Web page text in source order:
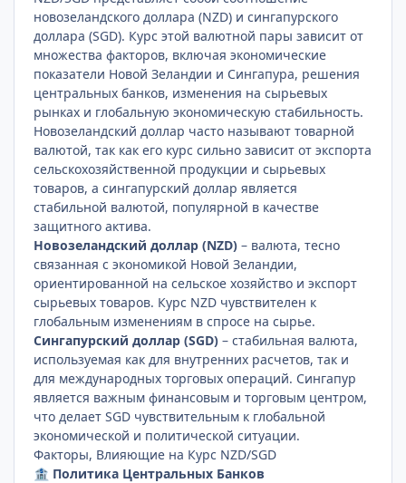
новозеландского доллара (NZD) и сингапурского
доллара (SGD). Курс этой валютной пары зависит от
множества факторов, включая экономические
показатели Новой Зеландии и Сингапура, решения
центральных банков, изменения на сырьевых
рынках и глобальную экономическую стабильность.
Новозеландский доллар часто называют товарной
валютой, так как его курс сильно зависит от экспорта
сельскохозяйственной продукции и сырьевых
товаров, а сингапурский доллар является
стабильной валютой, популярной в качестве
защитного актива.
Новозеландский доллар (NZD) – валюта, тесно
связанная с экономикой Новой Зеландии,
ориентированной на сельское хозяйство и экспорт
сырьевых товаров. Курс NZD чувствителен к
глобальным изменениям в спросе на сырье.
Сингапурский доллар (SGD) – стабильная валюта,
используемая как для внутренних расчетов, так и
для международных торговых операций. Сингапур
является важным финансовым и торговым центром,
что делает SGD чувствительным к глобальной
экономической и политической ситуации.
Факторы, Влияющие на Курс NZD/SGD
🏦 Политика Центральных Банков